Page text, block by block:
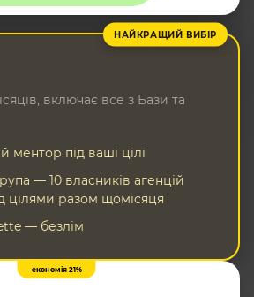
НАЙКРАЩИЙ ВИБІР
включає все з Бази та
ментор під ваші цілі
— 10 власників агенцій
цілями разом щомісяця
— безлім
економія 21%